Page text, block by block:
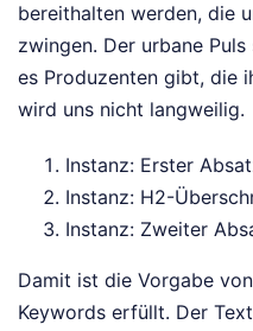
bereithalten werden, die
zwingen. Der urbane
es Produzenten gibt, die
wird uns nicht langweilig.
Instanz: Erster
Instanz: H2-
Instanz: Zweiter
Damit ist die Vorgabe
Keywords erfüllt. Der